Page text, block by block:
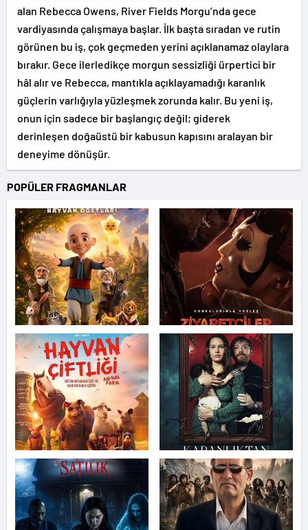
alan Rebecca Owens, River Fields Morgu’nda gece
vardiyasında çalışmaya başlar. İlk başta sıradan ve rutin
görünen bu iş, çok geçmeden yerini açıklanamaz olaylara
bırakır. Gece ilerledikçe morgun sessizliği ürpertici bir
hâl alır ve Rebecca, mantıkla açıklayamadığı karanlık
güçlerin varlığıyla yüzleşmek zorunda kalır. Bu yeni iş,
onun için sadece bir başlangıç değil; giderek
derinleşen doğaüstü bir kabusun kapısını aralayan bir
deneyime dönüşür.
POPÜLER FRAGMANLAR